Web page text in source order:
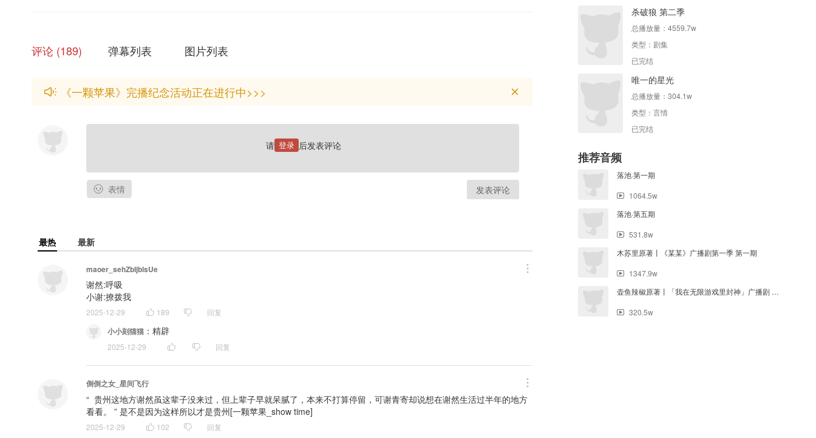
宣 传：爱吃红富士
录音棚：远航声禾@远航声禾
——猫耳FM独家播出，付费内容禁止二改、二传及商用——
评论 189 弹幕列表 图片列表
《一颗苹果》完播纪念活动正在进行中>>>
请 登录 后发表评论
表情 发表评论
最热 最新
maoer_sehZbIjblsUe
谢然:呼吸
小谢:撩拨我
2025-12-29 189 回复
小小刻猫猫 ： 精辟
2025-12-29 回复
倒倒之女_星间飞行
“  贵州这地方谢然虽这辈子没来过，但上辈子早就呆腻了，本来不打算停留，可谢青寄却说想在谢然生活过半年的地方
看看。 ” 是不是因为这样所以才是贵州[一颗苹果_show time]
2025-12-29 102 回复
杀破狼 第二季
总播放量： 4559.7w
类型： 剧集
已完结
唯一的星光
总播放量： 304.1w
类型： 言情
已完结
推荐音频
落池·第一期
1064.5w
落池·第五期
531.8w
木苏里原著丨《某某》广播剧第一季 第一期
1347.9w
壶鱼辣椒原著丨「我在无限游戏里封神」广播剧 第一季·第二集·塞壬王
320.5w